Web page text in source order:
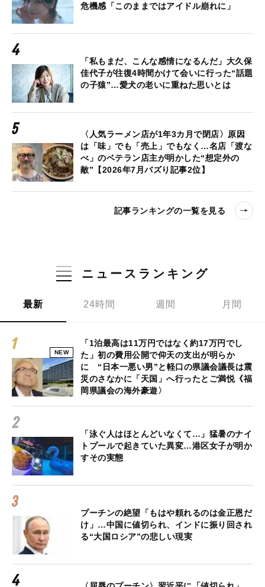
危機感「このままではアイドル崩れに」
「私もまだ、こんな感情になるんだ」大久保
佳代子が往復4時間かけて会いに行った“話題
の子猿”…愛犬の老いに重ねた思いとは
〈人気ラーメン店が1年3カ月で閉店〉原因
は「味」でも「売上」でもなく…名店「渡な
べ」のベテラン店主が明かした“想定外の
敵”【2026年7月バズり記事2位】
記事ランキングの一覧を見る
ニュースランキング
最新 24時間 週間 月間
NEW
「1泊最高は11万円ではなく約17万円でし
た」初の費用公開で仰天の支出が明らか
に “日本一悪い男”と軽口の県議会議長は震
災のさなかに「天国」へ行ったとご満悦《福
岡県議会の海外豪遊〉
「泳ぐ人はほとんどいなくて…」猛暑のナイ
トプールで起きていた異変…港区女子が明か
すその実態
プーチンの絶望「もはや頼れるのは金正恩だ
け」…中国に値切られ、インドに振り回され
る“大国ロシア”の悲しい現実